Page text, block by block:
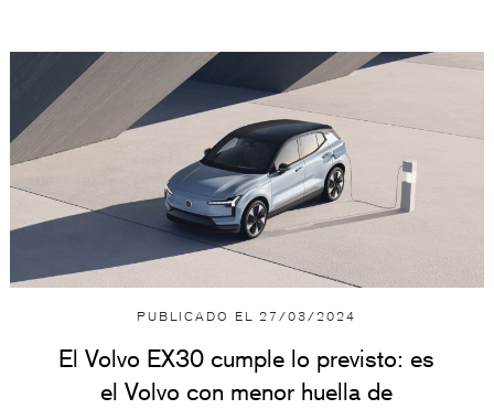
PUBLICADO EL27/03/2024
El Volvo EX30 cumple lo previsto: es
el Volvo con menor huella de